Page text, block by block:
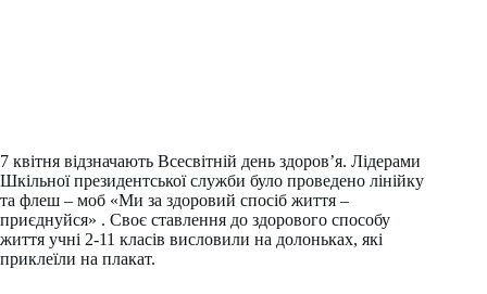
7 квітня відзначають Всесвітній день здоров’я. Лідерами
Шкільної президентської служби було проведено лінійку
та флеш – моб «Ми за здоровий спосіб життя –
приєднуйся» . Своє ставлення до здорового способу
життя учні 2-11 класів висловили на долоньках, які
приклеїли на плакат.